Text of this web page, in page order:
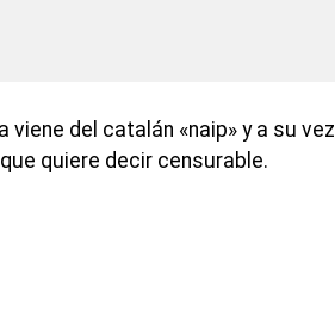
viene del catalán «naip» y a su vez
quiere decir censurable.